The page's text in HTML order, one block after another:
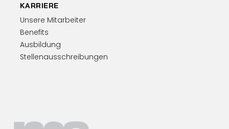
KARRIERE
Unsere Mitarbeiter
Benefits
Ausbildung
Stellenausschreibungen